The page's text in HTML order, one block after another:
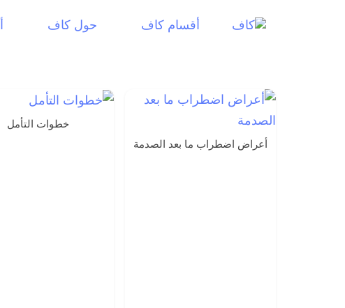
أقسام كاف حول كاف
أعراض اضطراب ما بعد الصدمة
خطوات التأمل